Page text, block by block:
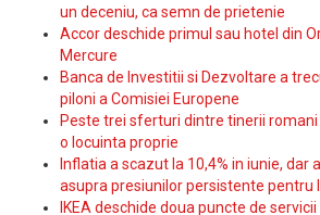
un deceniu, ca semn de prietenie
Accor deschide primul sau hotel din
Mercure
Banca de Investitii si Dezvoltare a
piloni a Comisiei Europene
Peste trei sferturi dintre tinerii
o locuinta proprie
Inflatia a scazut la 10,4% in iunie, dar
asupra presiunilor persistente pentru
IKEA deschide doua puncte de